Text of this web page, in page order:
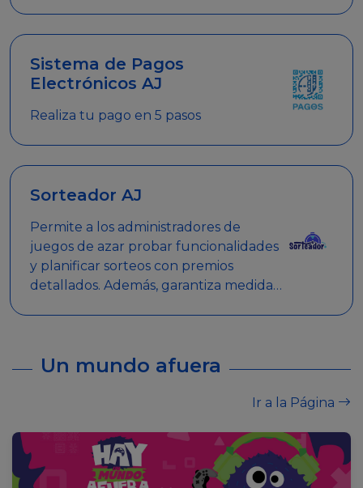
Sistema de Pagos
Electrónicos AJ
Realiza tu pago en 5 pasos
Sorteador AJ
Permite a los administradores de
juegos de azar probar funcionalidades
y planificar sorteos con premios
detallados. Además, garantiza medidas
Un mundo afuera
Ir a la Página